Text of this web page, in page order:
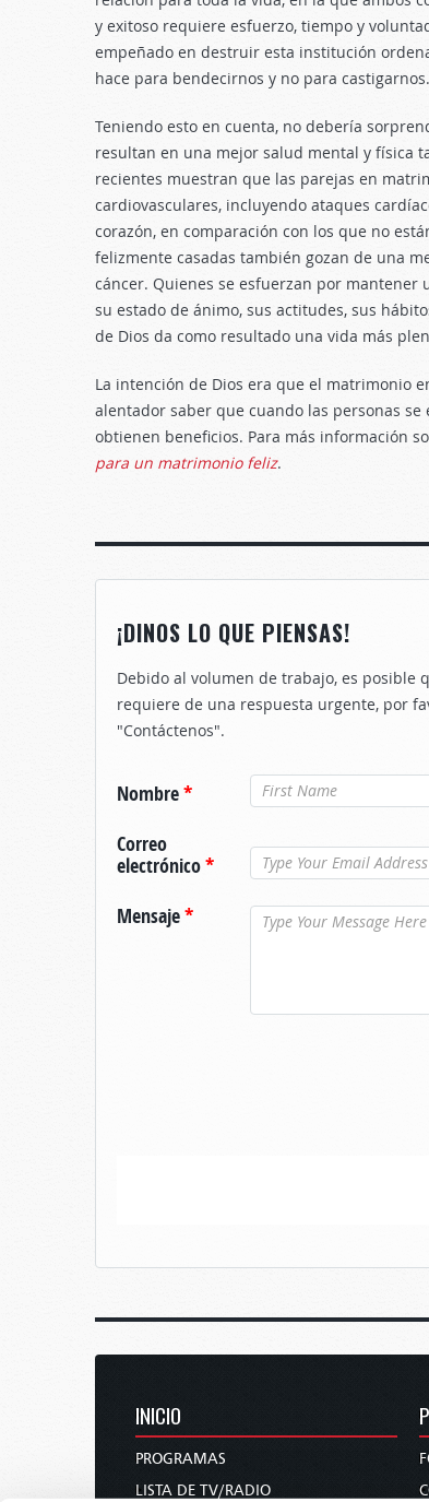
y exitoso requiere esfuerzo, tiempo y
empeñado en destruir esta institución
hace para bendecirnos y no para castigarnos.
Teniendo esto en cuenta, no debería
resultan en una mejor salud mental y física
recientes muestran que las parejas en
cardiovasculares, incluyendo ataques
corazón, en comparación con los que no
felizmente casadas también gozan de una
cáncer. Quienes se esfuerzan por
su estado de ánimo, sus actitudes, sus
de Dios da como resultado una vida más
La intención de Dios era que el matrimonio
alentador saber que cuando las personas
obtienen beneficios. Para más información
para un matrimonio feliz.
¡DINOS LO QUE PIENSAS!
Debido al volumen de trabajo, es posible
requiere de una respuesta urgente, por
"Contáctenos".
Nombre*
Correo
electrónico*
Mensaje*
INICIO
PROGRAMAS
LISTA DE TV/RADIO